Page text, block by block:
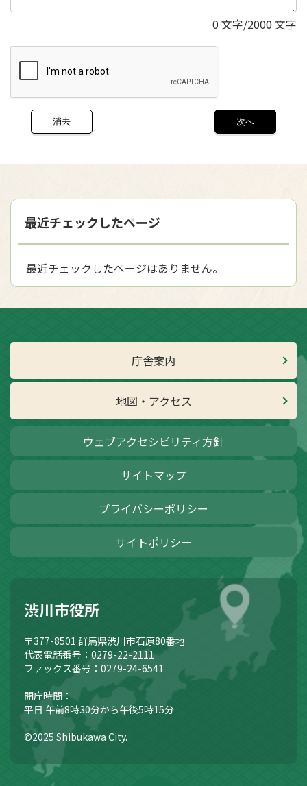
0 文字/2000 文字
最近チェックしたページ
最近チェックしたページはありません。
庁舎案内
地図・アクセス
ウェブアクセシビリティ方針
サイトマップ
プライバシーポリシー
サイトポリシー
渋川市役所
〒377-8501 群馬県渋川市石原80番地
代表電話番号：0279-22-2111
ファックス番号：0279-24-6541
開庁時間：
平日 午前8時30分から午後5時15分
©2025 Shibukawa City.